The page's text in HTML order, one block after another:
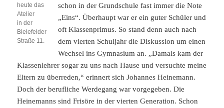
heute das
Atelier
in der
Bielefelder
Straße 11.
schon in der Grundschule fast immer die Note
„Eins“. Überhaupt war er ein guter Schüler und
oft Klassenprimus. So stand denn auch nach
dem vierten Schuljahr die Diskussion um einen
Wechsel ins Gymnasium an. „Damals kam der
Klassenlehrer sogar zu uns nach Hause und versuchte meine
Eltern zu überreden,“ erinnert sich Johannes Heinemann.
Doch der berufliche Werdegang war vorgegeben. Die
Heinemanns sind Frisöre in der vierten Generation. Schon